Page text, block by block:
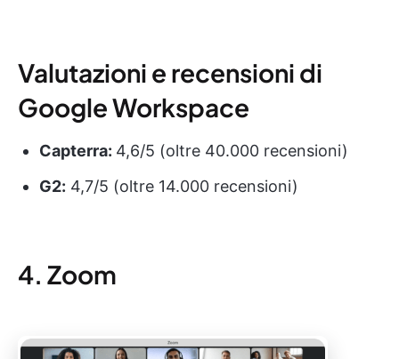
Valutazioni e recensioni di
Google Workspace
Capterra: 4,6/5 (oltre 40.000 recensioni)
G2: 4,7/5 (oltre 14.000 recensioni)
4. Zoom